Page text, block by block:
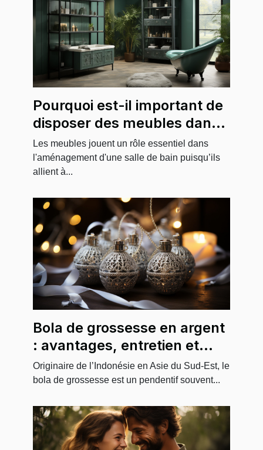
Pourquoi est-il important de
disposer des meubles dans
une salle de bain ?
Les meubles jouent un rôle essentiel dans
l'aménagement d'une salle de bain puisqu’ils
allient à...
Bola de grossesse en argent
: avantages, entretien et
choix
Originaire de l’Indonésie en Asie du Sud-Est, le
bola de grossesse est un pendentif souvent...